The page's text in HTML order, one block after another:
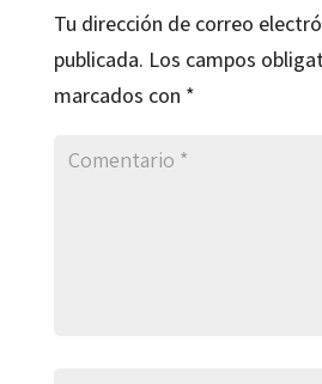
Tu dirección de correo
publicada. Los campos
marcados con *